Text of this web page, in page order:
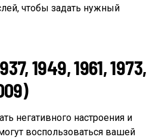
чтобы задать нужный
1949, 1961, 1973,
негативного настроения и
воспользоваться вашей